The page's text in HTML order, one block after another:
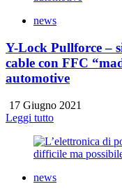
news
Y-Lock Pullforce –
cable con FFC
automotive
17 Giugno 2021
Leggi tutto
news